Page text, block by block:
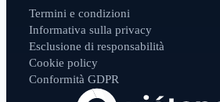
Termini e condizioni
Informativa sulla privacy
Esclusione di responsabilità
Cookie policy
Conformità GDPR